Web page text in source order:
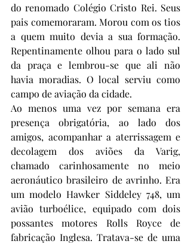
do renomado Colégio Cristo Rei. Seus
pais comemoraram. Morou com os tios
a quem muito devia a sua formação.
Repentinamente olhou para o lado sul
da praça e lembrou-se que ali não
havia moradias. O local serviu como
campo de aviação da cidade.
Ao menos uma vez por semana era
presença obrigatória, ao lado dos
amigos, acompanhar a aterrissagem e
decolagem dos aviões da Varig,
chamado carinhosamente no meio
aeronáutico brasileiro de avrinho. Era
um modelo Hawker Siddeley 748, um
avião turboélice, equipado com dois
possantes motores Rolls Royce de
fabricação Inglesa. Tratava-se de uma